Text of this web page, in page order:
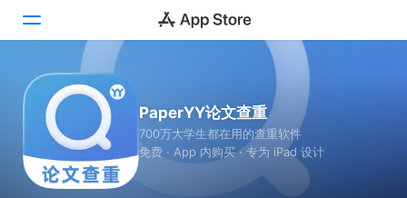
Today
游戏
App
PaperYY论文查重
700万大学生都在用的查重软件
免费 · App 内购买 · 专为 iPad 设计